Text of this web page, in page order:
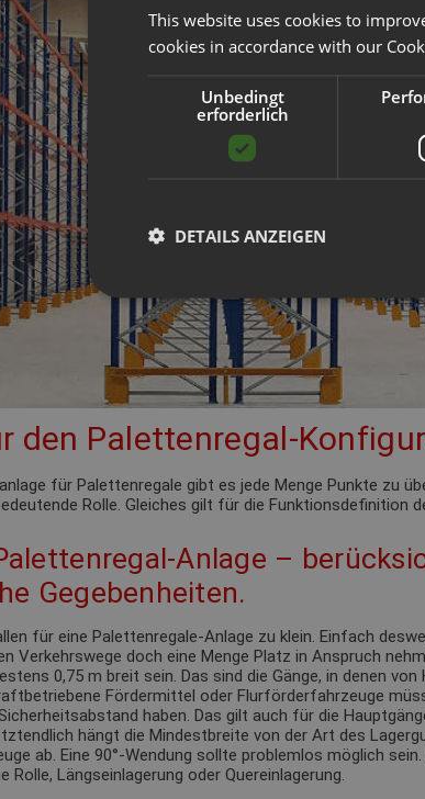
den Palettenregal-
für Palettenregale gibt es jede Menge Punkte zu
Rolle. Gleiches gilt für die
Anlage –
Gegebenheiten.
für eine Palettenregale-Anlage zu klein. Einfach
Verkehrswege doch eine Menge Platz in Anspruch
0,75 m breit sein. Das sind die Gänge, in denen von
Fördermittel oder Flurförderfahrzeuge
haben. Das gilt auch für die
hängt die Mindestbreite von der Art des
ab. Eine 90°-Wendung sollte problemlos möglich
Rolle, Längseinlagerung oder Quereinlagerung.
This website uses cookies to
cookies in accordance with our
Unbedingt
erforderlich
DETAILS ANZEIGEN